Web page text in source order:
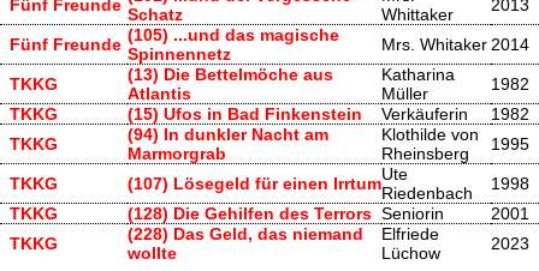
Fünf Freunde Schatz
Whittaker
2013
Fünf Freunde (105) ...und das magische
Spinnennetz
Mrs. Whitaker 2014
TKKG
(13) Die Bettelmöche aus
Atlantis
Katharina
Müller
1982
TKKG
(15) Ufos in Bad Finkenstein Verkäuferin
1982
TKKG
(94) In dunkler Nacht am
Marmorgrab
Klothilde von
Rheinsberg
1995
TKKG (107) Lösegeld für einen IrrtumUte
Riedenbach
1998
TKKG
(128) Die Gehilfen des Terrors Seniorin
2001
TKKG
(228) Das Geld, das niemand
wollte
Elfriede
Lüchow
2023